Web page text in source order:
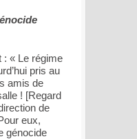
: « Le régime
pris au
amis de
! [Regard
de
eux,
génocide